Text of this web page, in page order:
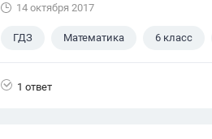
14 октября 2017
ГДЗ Математика 6 класс
1 ответ